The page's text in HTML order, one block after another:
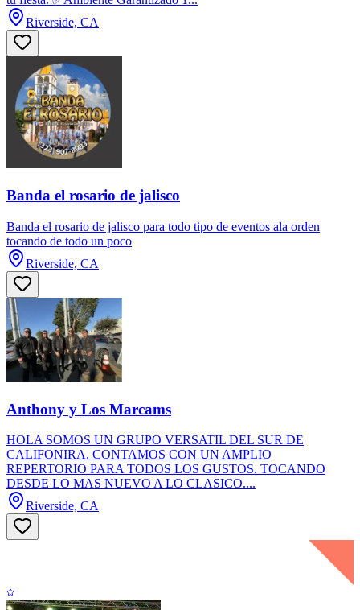
Riverside, CA
Banda el rosario de jalisco
Banda el rosario de jalisco para todo tipo de eventos ala orden
tocando de todo un poco
Riverside, CA
Anthony y Los Marcams
HOLA SOMOS UN GRUPO VERSATIL DEL SUR DE
CALIFONIRA. CONTAMOS CON UN AMPLIO
REPERTORIO PARA TODOS LOS GUSTOS. TOCANDO
DESDE LO MAS NUEVO A LO CLASICO....
Riverside, CA